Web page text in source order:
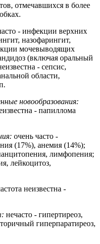
отмечавшихся в более
- инфекции верхних
назофарингит,
мочевыводящих
(включая оральный
- сепсис,
области,
новообразования:
- папиллома
очень часто -
(17%), анемия (14%);
лимфопения;
лейкоцитоз,
неизвестна -
нечасто - гипертиреоз,
гиперпаратиреоз,